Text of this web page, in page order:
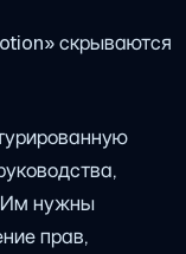
скрываются
Им нужны
прав,